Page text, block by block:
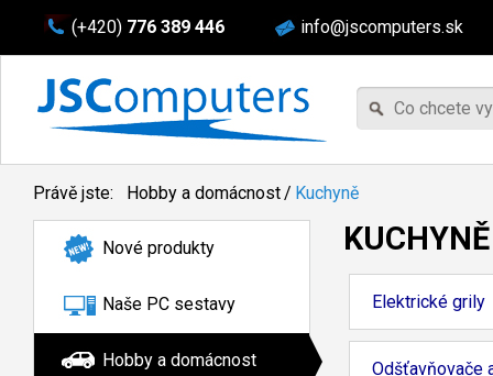
(+420) 776 389 446 info@jscomputers.sk
Právě jste: Hobby a domácnost/ Kuchyně
Nové produkty
Naše PC sestavy
Hobby a domácnost
KUCHYNĚ
Elektrické grily
Odšťavňovače